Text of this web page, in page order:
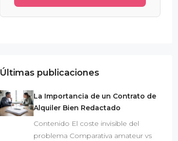
Últimas publicaciones
La Importancia de un Contrato de
Alquiler Bien Redactado
Contenido El coste invisible del
problema Comparativa amateur vs